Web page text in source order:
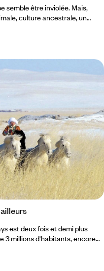
semble être inviolée. Mais,
culture ancestrale, un
avant qu'il ne soit trop tard. 1
mieux cet art unique sous
est deux fois et demi plus
3 millions d'habitants, encore
voyage en Mongolie... 1